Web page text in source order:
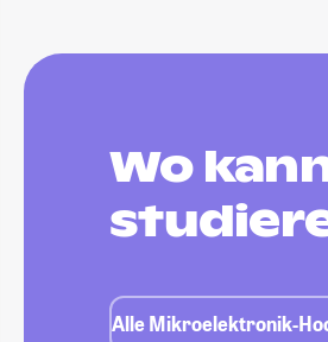
Wo
Alle Mikroelektronik-